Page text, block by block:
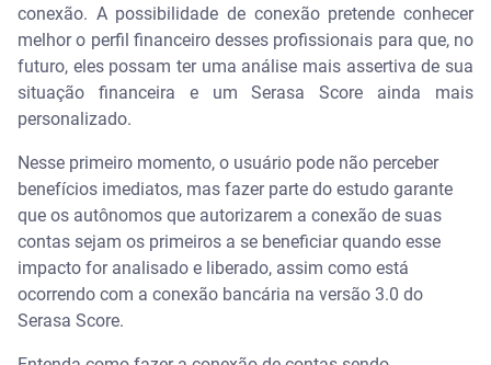
conexão. A possibilidade de conexão pretende conhecer
melhor o perfil financeiro desses profissionais para que, no
futuro, eles possam ter uma análise mais assertiva de sua
situação financeira e um Serasa Score ainda mais
personalizado.
Nesse primeiro momento, o usuário pode não perceber
benefícios imediatos, mas fazer parte do estudo garante
que os autônomos que autorizarem a conexão de suas
contas sejam os primeiros a se beneficiar quando esse
impacto for analisado e liberado, assim como está
ocorrendo com a conexão bancária na versão 3.0 do
Serasa Score.